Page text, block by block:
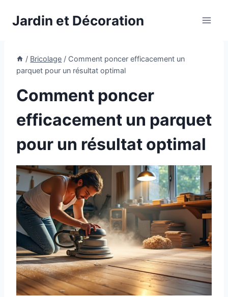
Jardin et Décoration
/ Bricolage / Comment poncer efficacement un
parquet pour un résultat optimal
Comment poncer
efficacement un parquet
pour un résultat optimal